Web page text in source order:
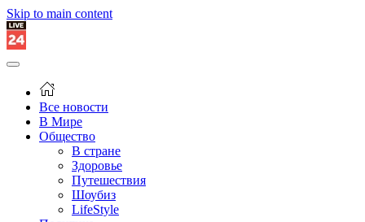
Skip to main content
Все новости
В Мире
Общество
В стране
Здоровье
Путешествия
Шоубиз
LifeStyle